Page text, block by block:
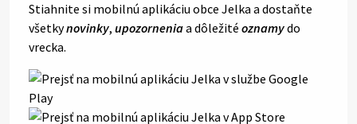
Stiahnite si mobilnú aplikáciu obce Jelka a dostaňte
všetkynovinky, upozorneniaa dôležité oznamydo
vrecka.